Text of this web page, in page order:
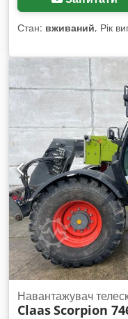
Стан: вживаний, Рік
Навантажувач
ClaasScorpion